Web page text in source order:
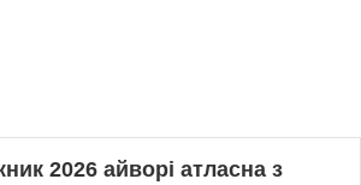
2026 айворі атласна з